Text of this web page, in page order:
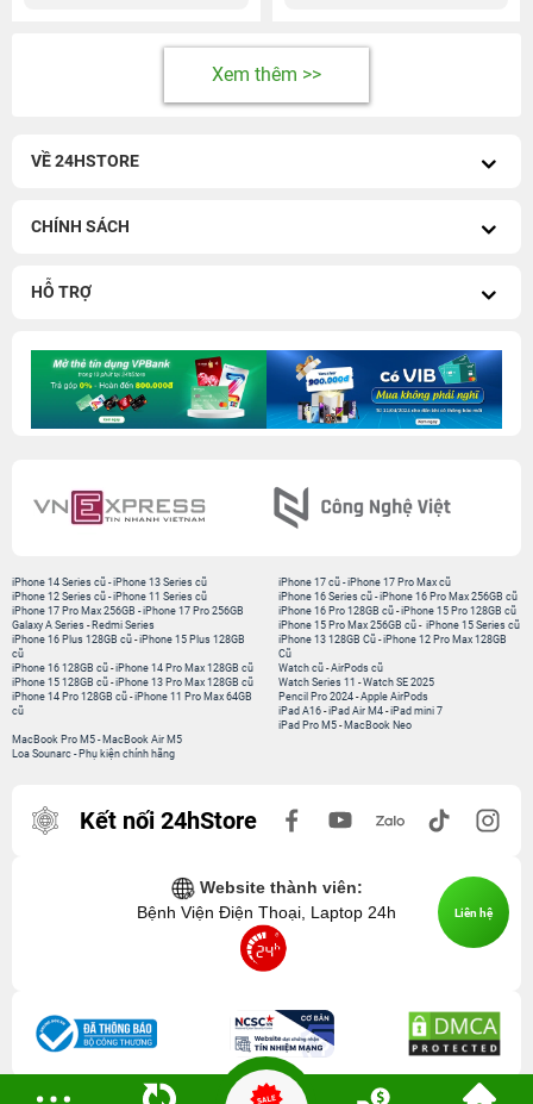
Xem thêm >>
VỀ 24HSTORE
CHÍNH SÁCH
HỖ TRỢ
iPhone 14 Series cũ -iPhone 13 Series cũ
iPhone 12 Series cũ -iPhone 11 Series cũ
iPhone 17 Pro Max 256GB -iPhone 17 Pro 256GB
Galaxy A Series - Redmi Series
iPhone 17 cũ -iPhone 17 Pro Max cũ
iPhone 16 Series cũ - iPhone 16 Pro Max 256GB cũ
iPhone 16 Pro 128GB cũ -iPhone 15 Pro 128GB cũ
iPhone 15 Pro Max 256GB cũ - iPhone 15 Series cũ
iPhone 16 Plus 128GB cũ -iPhone 15 Plus 128GB
cũ
iPhone 16 128GB cũ -iPhone 14 Pro Max 128GB cũ
iPhone 15 128GB cũ -iPhone 13 Pro Max 128GB cũ
iPhone 14 Pro 128GB cũ -iPhone 11 Pro Max 64GB
cũ
iPhone 13 128GB Cũ -iPhone 12 Pro Max 128GB
Cũ
Watch cũ -AirPods cũ
Watch Series 11 -Watch SE 2025
Pencil Pro 2024 -Apple AirPods
iPad A16 -iPad Air M4 -iPad mini 7
iPad Pro M5 - MacBook Neo
MacBook Pro M5 - MacBook Air M5
Loa Sounarc - Phụ kiện chính hãng
Kết nối 24hStore
Website thành viên:
Bệnh Viện Điện Thoại, Laptop 24h
Liên hệ